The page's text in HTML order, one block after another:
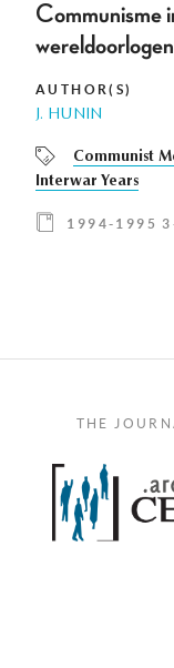
Communisme
AUTHOR(S)
J. HUNIN
Communist
Interwar Years
1994-1995
THE